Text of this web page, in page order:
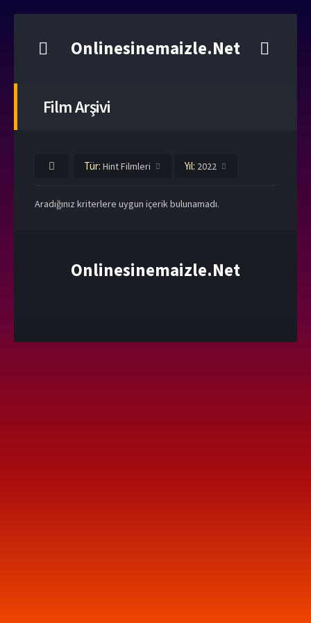
Onlinesinemaizle.Net
Film Arşivi
Tür: Hint Filmleri Yıl: 2022
Aradığınız kriterlere uygun içerik bulunamadı.
Onlinesinemaizle.Net